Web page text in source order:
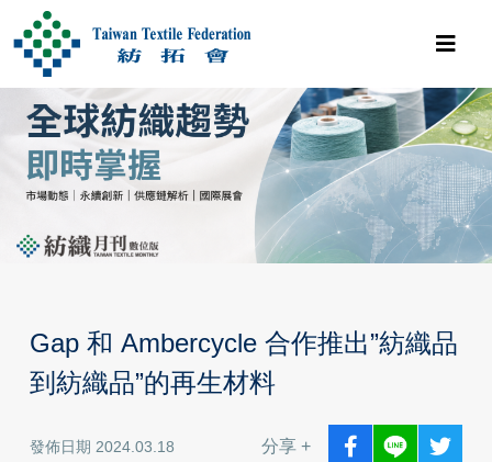
Gap 和 Ambercycle 合作推出”紡織品
到紡織品”的再生材料
發佈日期 2024.03.18 分享 +